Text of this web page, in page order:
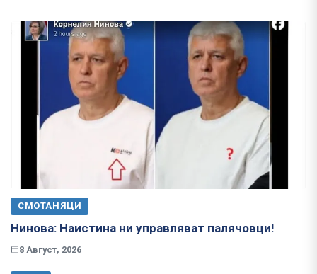
СМОТАНЯЦИ
Нинова: Наистина ни управляват палячовци!
8 Август, 2026